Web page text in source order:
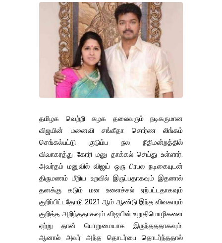
தமிழக வெற்றி கழக தலைவரும் நடிகருமான
விஜயின் மனைவி சங்கீதா சொர்ண லிங்கம்
செங்கல்பட்டு குடும்ப நல நீதிமன்றத்தில்
விவாகரத்து கோரி மனு தாக்கல் செய்து உள்ளார்.
அவர்தம் மனுவில் விஜய் ஒரு பிரபல நடிகையுடன்
திருமணம் மீறிய உறவில் இருப்பதாகவும் இதனால்
தனக்கு கடும் மன உளைச்சல் ஏற்பட்டதாகவும்
குறிப்பிட்டதோடு 2021 ஆம் ஆண்டு இந்த விவகாரம்
குறித்த அறிந்ததாகவும் விஜயின் உறுதிமொழிகளை
ஏற்று தான் பொறுமையாக இருந்தததாகவும்.
ஆனால் அவர் அந்த தொடர்பை தொடர்ந்ததால்